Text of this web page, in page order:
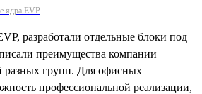
ядра EVP
разработали отдельные блоки под
преимущества компании
разных групп. Для офисных
профессиональной реализации,